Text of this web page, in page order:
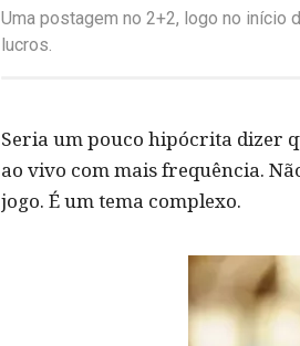
Uma postagem no 2+2, logo no início
lucros.
Seria um pouco hipócrita dizer
ao vivo com mais frequência.
jogo. É um tema complexo.